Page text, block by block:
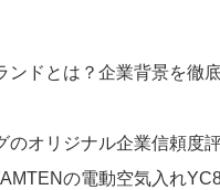
ンドとは？企業背景を徹
オリジナル企業信頼度
の電動空気入れ